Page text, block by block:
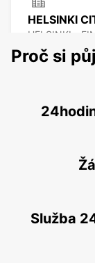
HELSINKI
HELSINKI -
ESPOO
Proč si
Služba